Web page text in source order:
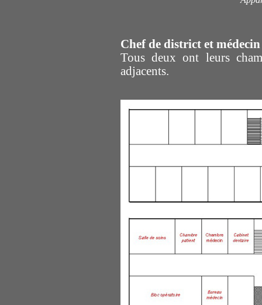
Chef de district et
Tous deux ont leurs
adjacents.